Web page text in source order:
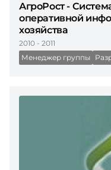
АгроРост -
оперативной
хозяйства
2010 - 2011
Менеджер группы